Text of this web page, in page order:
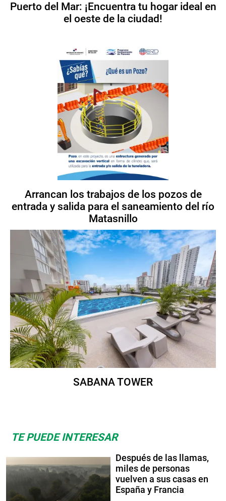
Puerto del Mar: ¡Encuentra tu hogar ideal en
el oeste de la ciudad!
Arrancan los trabajos de los pozos de
entrada y salida para el saneamiento del río
Matasnillo
SABANA TOWER
TE PUEDE INTERESAR
Después de las llamas,
miles de personas
vuelven a sus casas en
España y Francia